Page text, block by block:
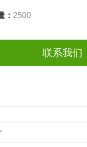
： 2500
联系我们